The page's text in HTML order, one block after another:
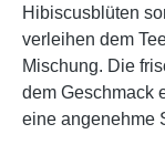
Hibiscusblüten
verleihen dem
Mischung. Die
dem Geschmack
eine angenehme